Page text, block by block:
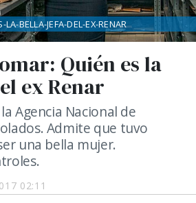
02:11
Quién es la
ex Renar
Agencia Nacional de
Admite que tuvo
una bella mujer.
LA-BELLA-JEFA-DEL-EX-RENAR